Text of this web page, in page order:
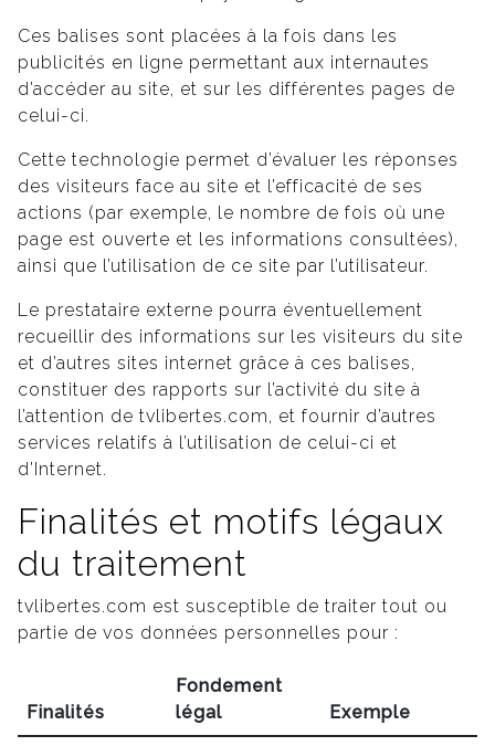
Ces balises sont placées à la fois dans les
publicités en ligne permettant aux internautes
d’accéder au site, et sur les différentes pages de
celui-ci.
Cette technologie permet d’évaluer les réponses
des visiteurs face au site et l’efficacité de ses
actions (par exemple, le nombre de fois où une
page est ouverte et les informations consultées),
ainsi que l’utilisation de ce site par l’utilisateur.
Le prestataire externe pourra éventuellement
recueillir des informations sur les visiteurs du site
et d’autres sites internet grâce à ces balises,
constituer des rapports sur l’activité du site à
l’attention de tvlibertes.com, et fournir d’autres
services relatifs à l’utilisation de celui-ci et
d’Internet.
Finalités et motifs légaux
du traitement
tvlibertes.com est susceptible de traiter tout ou
partie de vos données personnelles pour :
Finalités
Fondement
légal
Exemple